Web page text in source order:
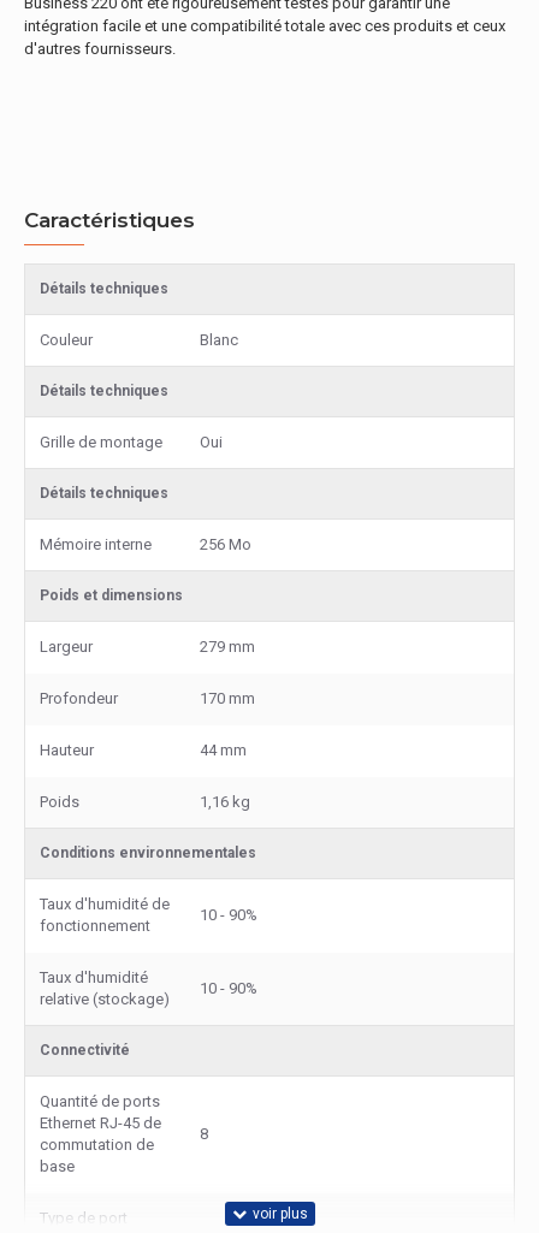
intégration facile et une compatibilité totale avec ces produits et ceux
d'autres fournisseurs.
Caractéristiques
Détails techniques
Couleur Blanc
Détails techniques
Grille de montage Oui
Détails techniques
Mémoire interne 256 Mo
Poids et dimensions
Largeur 279 mm
Profondeur 170 mm
Hauteur 44 mm
Poids 1,16 kg
Conditions environnementales
Taux d'humidité de
fonctionnement
10 - 90%
Taux d'humidité
relative (stockage)
10 - 90%
Connectivité
Quantité de ports
Ethernet RJ-45 de
commutation de
base
8
Type de port